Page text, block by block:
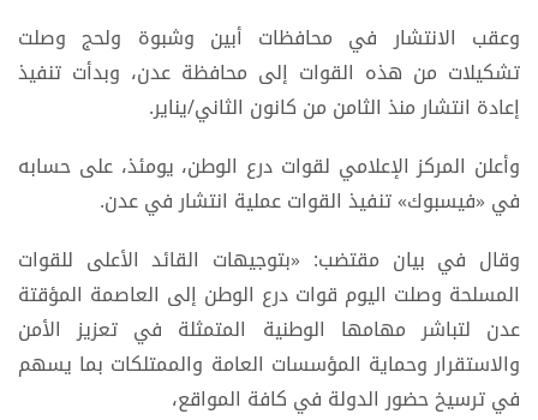
وعقب الانتشار في محافظات أبين وشبوة ولحج وصلت
تشكيلات من هذه القوات إلى محافظة عدن، وبدأت تنفيذ
إعادة انتشار منذ الثامن من كانون الثاني/يناير.
وأعلن المركز الإعلامي لقوات درع الوطن، يومئذ، على حسابه
في «فيسبوك» تنفيذ القوات عملية انتشار في عدن.
وقال في بيان مقتضب: «بتوجيهات القائد الأعلى للقوات
المسلحة وصلت اليوم قوات درع الوطن إلى العاصمة المؤقتة
عدن لتباشر مهامها الوطنية المتمثلة في تعزيز الأمن
والاستقرار وحماية المؤسسات العامة والممتلكات بما يسهم
في ترسيخ حضور الدولة في كافة المواقع،